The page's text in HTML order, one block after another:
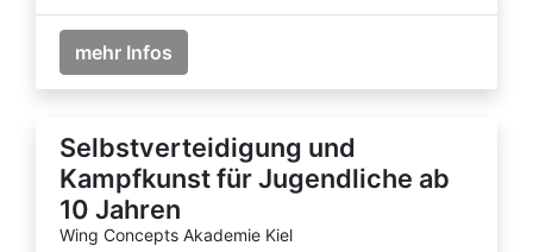
mehr Infos
Selbstverteidigung und
Kampfkunst für Jugendliche ab
10 Jahren
Wing Concepts Akademie Kiel